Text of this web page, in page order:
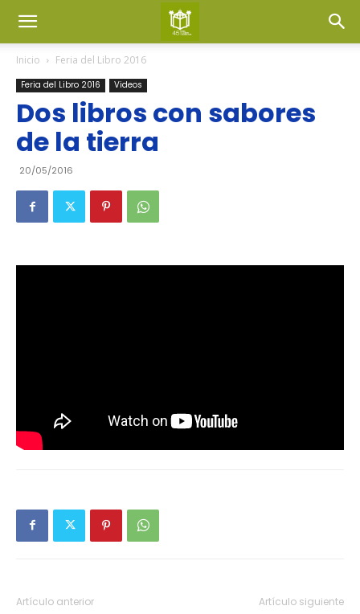
Inicio Feria del Libro 2016
Feria del Libro 2016 Videos
Dos libros con sabores
de la tierra
20/05/2016
Artículo anterior Artículo siguiente